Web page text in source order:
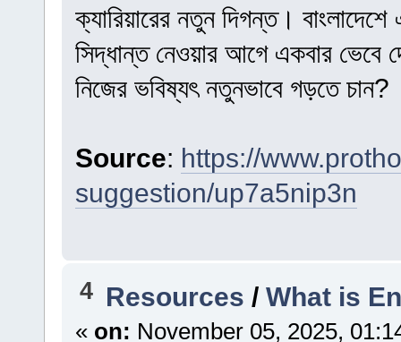
ক্যারিয়ারের নতুন দিগন্ত।
সিদ্ধান্ত নেওয়ার আগে একবার ভেবে
নিজের ভবিষ্যৎ নতুনভাবে গড়তে চান?
Source: https://
suggestion/up7a5nip3n
4 Resources /What is
« on: November 05, 2025,